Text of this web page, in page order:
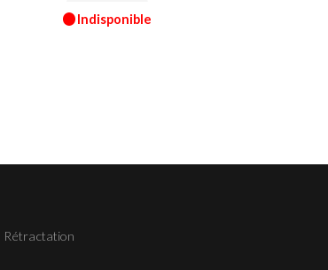
Indisponible
Rétractation